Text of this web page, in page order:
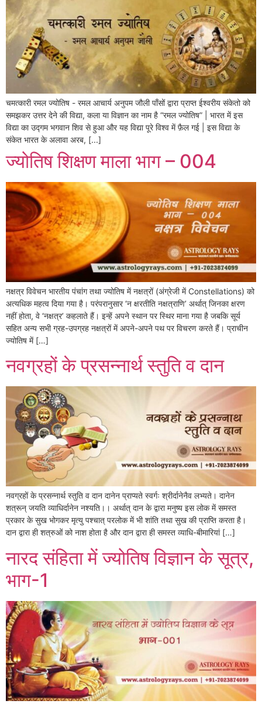
चमत्कारी रमल ज्योतिष - रमल आचार्य अनुपम जौली पाँसों द्वारा प्राप्त ईश्वरीय संकेतो को
समझकर उत्तर देने की विद्या, कला या विज्ञान का नाम है “रमल ज्योतिष” | भारत में इस
विद्या का उद्गम भगवान शिव से हुआ और यह विद्या पूरे विश्व में फ़ैल गई | इस विद्या के
संकेत भारत के अलावा अरब, [...]
ज्योतिष शिक्षण माला भाग – 004
नक्षत्र विवेचन भारतीय पंचांग तथा ज्योतिष में नक्षत्रों (अंग्रेजी में Constellations) को
अत्यधिक महत्व दिया गया है। परंपरानुसार ‘न क्षरतीति नक्षत्राणि’ अर्थात् जिनका क्षरण
नहीं होता, वे ‘नक्षत्र’ कहलाते हैं। इन्हें अपने स्थान पर स्थिर माना गया है जबकि सूर्य
सहित अन्य सभी ग्रह-उपग्रह नक्षत्रों में अपने-अपने पथ पर विचरण करते हैं। प्राचीन
ज्योतिष में […]
नवग्रहों के प्रसन्नार्थ स्तुति व दान
नवग्रहों के प्रसन्नार्थ स्तुति व दान दानेन प्राप्यते स्वर्गः श्रीर्दानेनैव लभ्यते। दानेन
शत्रून् जयति व्याधिर्दानेन नश्यति।। अर्थात् दान के द्वारा मनुष्य इस लोक में समस्त
प्रकार के सुख भोगकर मृत्यु पश्चात् परलोक में भी शांति तथा सुख की प्राप्ति करता है।
दान द्वारा ही शत्रुओं को नाश होता है और दान द्वारा ही समस्त व्याधि-बीमारियां […]
नारद संहिता में ज्योतिष विज्ञान के सूत्र,
भाग-1